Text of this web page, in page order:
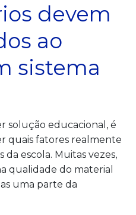
devem
ao
sistema
solução educacional, é
quais fatores realmente
escola. Muitas vezes,
qualidade do material
uma parte da